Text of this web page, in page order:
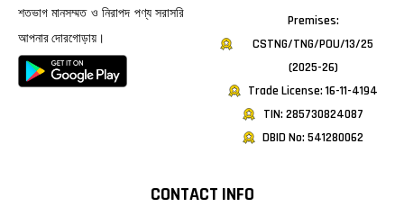
শতভাগ মানসম্মত ও নিরাপদ পণ্য সরাসরি
আপনার দোরগোড়ায়।
Premises:
CSTNG/TNG/POU/13/25
(2025-26)
Trade License: 16-11-4194
TIN: 285730824087
DBID No: 541280062
CONTACT INFO